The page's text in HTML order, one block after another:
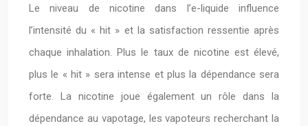
Le niveau de nicotine dans l’e-liquide influence
l’intensité du « hit » et la satisfaction ressentie après
chaque inhalation. Plus le taux de nicotine est élevé,
plus le « hit » sera intense et plus la dépendance sera
forte. La nicotine joue également un rôle dans la
dépendance au vapotage, les vapoteurs recherchant la